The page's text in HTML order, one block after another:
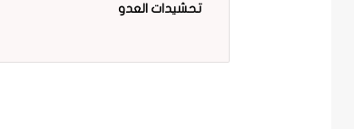
تحشيدات العدو